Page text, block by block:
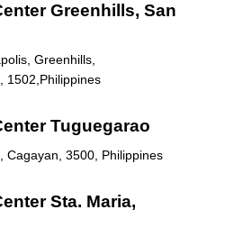
Greenhills, San
Greenhills,
1502,Philippines
Tuguegarao
Cagayan, 3500, Philippines
Sta. Maria,